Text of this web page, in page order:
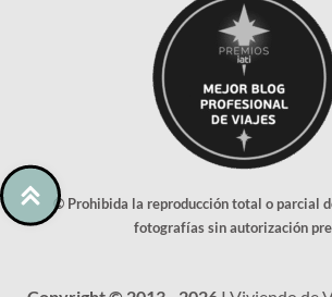
© Prohibida la reproducción total o parcial
fotografías sin autorización